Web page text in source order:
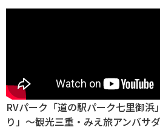
RVパーク「道の駅パーク七里御
り」～観光三重・みえ旅アンバサ